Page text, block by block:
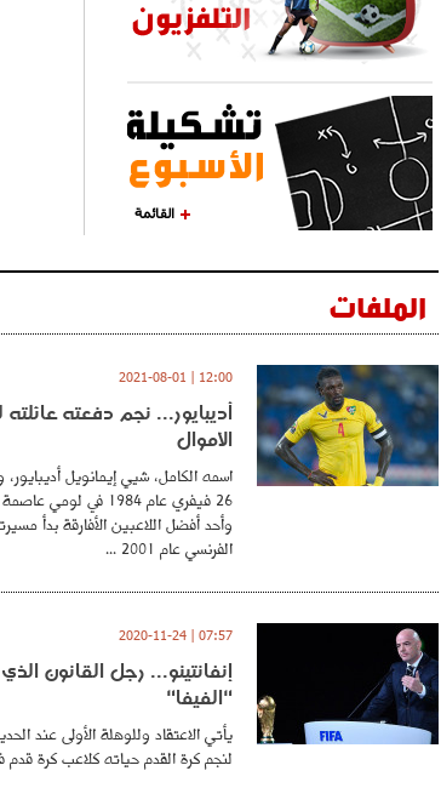
القائمة
الملفات
12:00 | 2021-08-01
أديبايور... نجم دفعته عائلته
الأموال
اسمه الكامل، شيي إيمانويل
26 فيفري عام 1984 في
وأحد أفضل اللاعبين الأفارقة بدأ
الفرنسي عام 2001 ...
07:57 | 2020-11-24
إنفانتينو... رجل القانون
"الفيفا"
يأتي الاعتقاد وللوهلة الأولى عند
لنجم كرة القدم حياته كلاعب كرة